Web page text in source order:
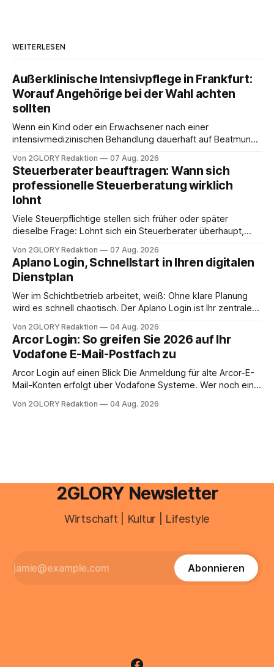
WEITERLESEN
Außerklinische Intensivpflege in Frankfurt:
Worauf Angehörige bei der Wahl achten
sollten
Wenn ein Kind oder ein Erwachsener nach einer
intensivmedizinischen Behandlung dauerhaft auf Beatmung
angewiesen ist, stellt sich für Familien eine schwierige
Frage: Muss die Versorgung dauerhaft in der Klinik bleiben –
oder ist ein Leben zu Hause möglich? Die außerklinische
Intensivpflege bietet genau diese Alternative: Sie
Von 2GLORY Redaktion 07 Aug. 2026
Steuerberater beauftragen: Wann sich
professionelle Steuerberatung wirklich
lohnt
Viele Steuerpflichtige stellen sich früher oder später
dieselbe Frage: Lohnt sich ein Steuerberater überhaupt,
erledigen? Die kurze Antwort: Bei einfachen
Einkommensverhältnissen reicht häufig eine Steuersoftware
aus – sobald jedoch mehrere Einkunftsarten
zusammentreffen oder größere finanzielle Veränderungen
anstehen, zahlt sich professionelle Unterstützung meist
Von 2GLORY Redaktion 07 Aug. 2026
Aplano Login, Schnellstart in Ihren digitalen
Dienstplan
Wer im Schichtbetrieb arbeitet, weiß: Ohne klare Planung
wird es schnell chaotisch. Der Aplano Login ist Ihr zentraler
abwesenheiten und die gesamte kommunikation rund um
Ihr personal digital zu organisieren. In diesem Leitfaden
erfahren Sie alles, was Sie für einen reibungslosen Einstieg
brauchen, von der Registrierung
Von 2GLORY Redaktion 04 Aug. 2026
Arcor Login: So greifen Sie 2026 auf Ihr
Vodafone E-Mail-Postfach zu
Arcor Login auf einen Blick Die Anmeldung für alte Arcor-E-
Mail-Konten erfolgt über Vodafone Systeme. Wer noch eine
besitzt, loggt sich heute über das Vodafone E-Mail & Cloud
Von 2GLORY Redaktion 04 Aug. 2026
2GLORY Newsletter
Wirtschaft | Kultur | Lifestyle
Abonnieren